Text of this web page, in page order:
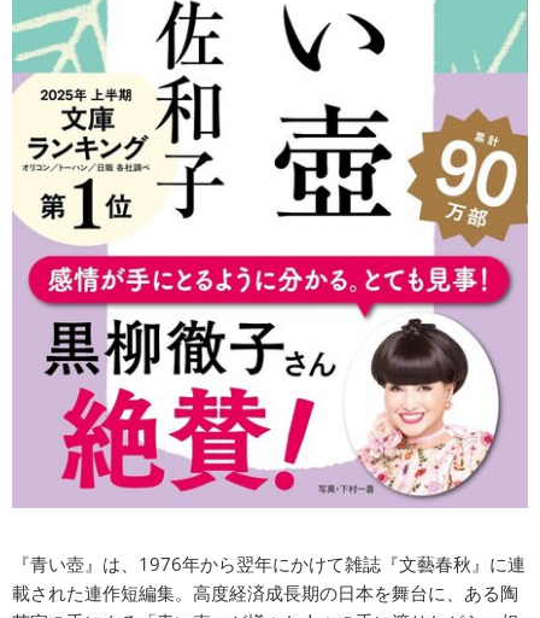
『青い壺』は、1976年から翌年にかけて雑誌『文藝春秋』に連
載された連作短編集。高度経済成長期の日本を舞台に、ある陶